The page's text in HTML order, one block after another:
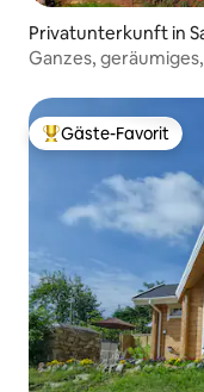
Privatunterkunft in
Ganzes,
Beliebter Gäste-
Gäste-Favorit